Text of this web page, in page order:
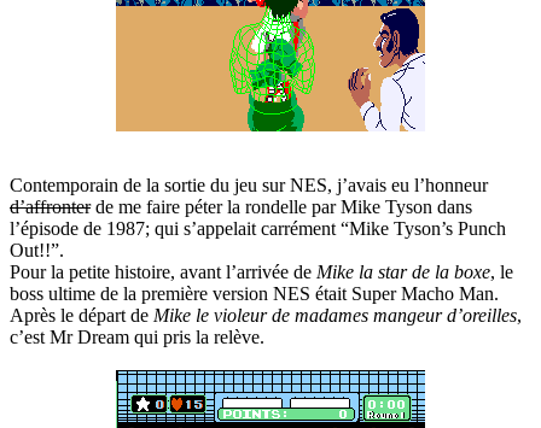
Contemporain de la sortie du jeu sur NES, j’avais eu l’honneur
d’affronterde me faire péter la rondelle par Mike Tyson dans
l’épisode de 1987; qui s’appelait carrément “Mike Tyson’s Punch
Out!!”.
Pour la petite histoire, avant l’arrivée de Mike la star de la boxe, le
boss ultime de la première version NES était Super Macho Man.
Après le départ de Mike le violeur de madames mangeur d’oreilles,
c’est Mr Dream qui pris la relève.